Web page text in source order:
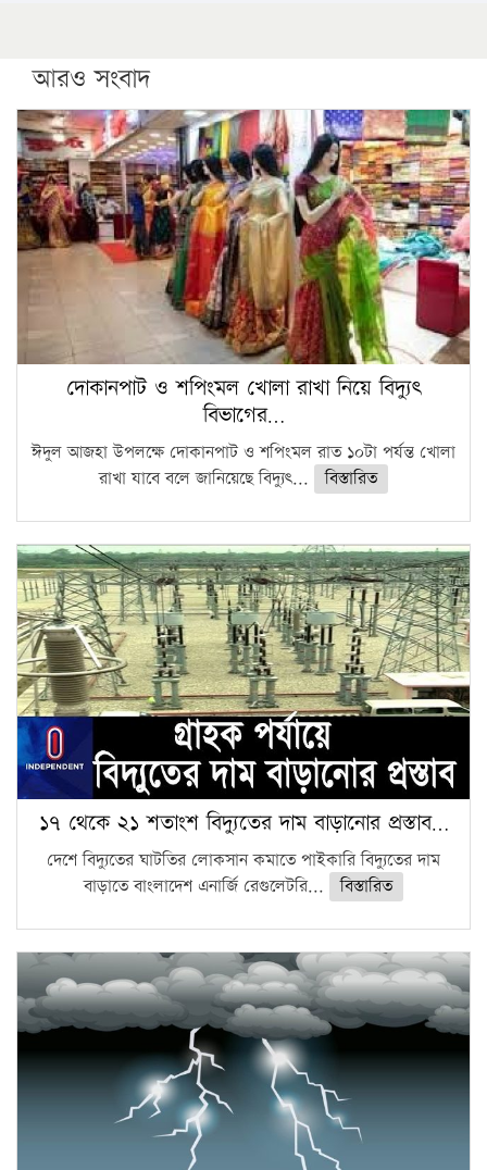
আরও সংবাদ
দোকানপাট ও শপিংমল খোলা রাখা নিয়ে বিদ্যুৎ
বিভাগের…
ঈদুল আজহা উপলক্ষে দোকানপাট ও শপিংমল রাত ১০টা পর্যন্ত খোলা
রাখা যাবে বলে জানিয়েছে বিদ্যুৎ...
বিস্তারিত
১৭ থেকে ২১ শতাংশ বিদ্যুতের দাম বাড়ানোর প্রস্তাব…
দেশে বিদ্যুতের ঘাটতির লোকসান কমাতে পাইকারি বিদ্যুতের দাম
বাড়াতে বাংলাদেশ এনার্জি রেগুলেটরি...
বিস্তারিত